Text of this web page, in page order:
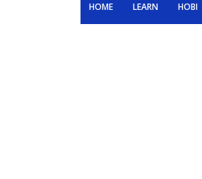
HOME LEARN HOBI